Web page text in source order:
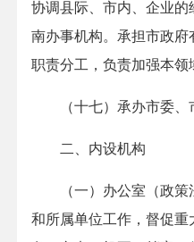
协调县际、市内、企业
南办事机构。承担市政
职责分工，负责加强本领
（十七）承办市委、
二、内设机构
（一）办公室（政策
和所属单位工作，督促